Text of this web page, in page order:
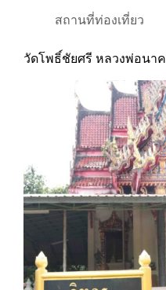
สถานที่ท่องเที่ยว
วัดโพธิ์ชัยศรี หลวงพ่อนาค